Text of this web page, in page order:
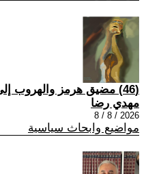
(46) مضيق هرمز والهروب إلى حافة الهاوية
مهدي رضا
2026 / 8 / 8
مواضيع وابحاث سياسية